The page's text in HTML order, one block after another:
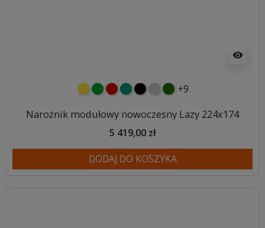
visibility
żółtyzielonyczerwony
turkusowy
czarnyjasnoszary
butelkowa zieleń
+9
Narożnik modułowy nowoczesny Lazy 224x174
5 419,00 zł
DODAJ DO KOSZYKA